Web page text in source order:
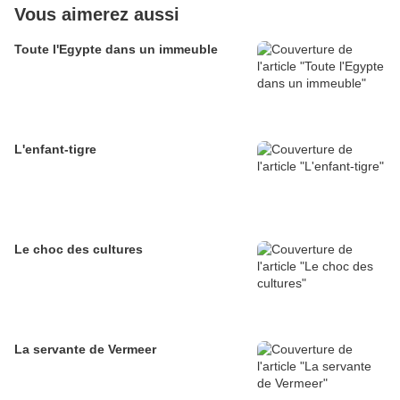
Vous aimerez aussi
Toute l'Egypte dans un immeuble
L'enfant-tigre
Le choc des cultures
La servante de Vermeer